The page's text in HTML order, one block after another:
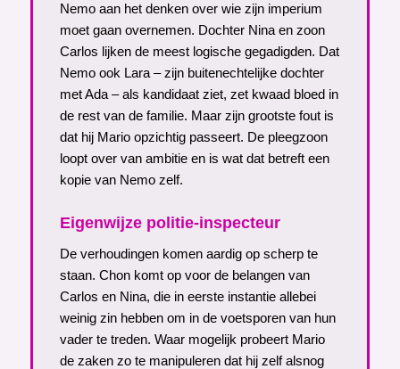
Nemo aan het denken over wie zijn imperium
moet gaan overnemen. Dochter Nina en zoon
Carlos lijken de meest logische gegadigden. Dat
Nemo ook Lara – zijn buitenechtelijke dochter
met Ada – als kandidaat ziet, zet kwaad bloed in
de rest van de familie. Maar zijn grootste fout is
dat hij Mario opzichtig passeert. De pleegzoon
loopt over van ambitie en is wat dat betreft een
kopie van Nemo zelf.
Eigenwijze politie-inspecteur
De verhoudingen komen aardig op scherp te
staan. Chon komt op voor de belangen van
Carlos en Nina, die in eerste instantie allebei
weinig zin hebben om in de voetsporen van hun
vader te treden. Waar mogelijk probeert Mario
de zaken zo te manipuleren dat hij zelf alsnog